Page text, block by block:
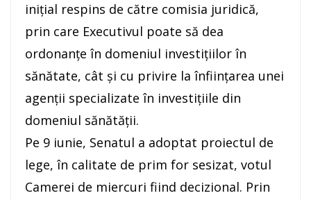
iniţial respins de către comisia juridică,
prin care Executivul poate să dea
ordonanţe în domeniul investiţiilor în
sănătate, cât şi cu privire la înfiinţarea unei
agenţii specializate în investiţiile din
domeniul sănătăţii.
Pe 9 iunie, Senatul a adoptat proiectul de
lege, în calitate de prim for sesizat, votul
Camerei de miercuri fiind decizional. Prin